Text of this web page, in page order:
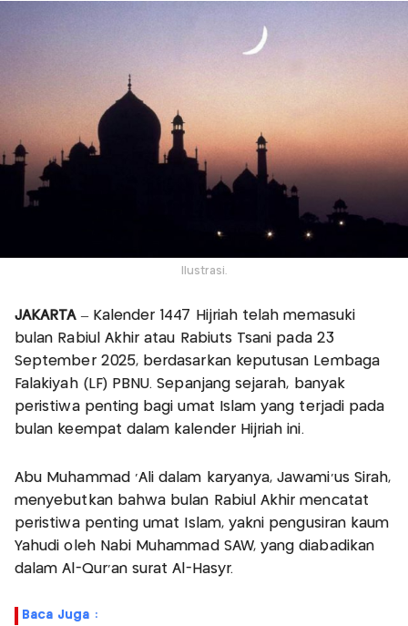
Ilustrasi.
JAKARTA– Kalender 1447 Hijriah telah memasuki
bulan Rabiul Akhir atau Rabiuts Tsani pada 23
September 2025, berdasarkan keputusan Lembaga
Falakiyah (LF) PBNU. Sepanjang sejarah, banyak
peristiwa penting bagi umat Islam yang terjadi pada
bulan keempat dalam kalender Hijriah ini.
Abu Muhammad ‘Ali dalam karyanya, Jawami’us Sirah,
menyebutkan bahwa bulan Rabiul Akhir mencatat
peristiwa penting umat Islam, yakni pengusiran kaum
Yahudi oleh Nabi Muhammad SAW, yang diabadikan
dalam Al-Qur’an surat Al-Hasyr.
Baca Juga :